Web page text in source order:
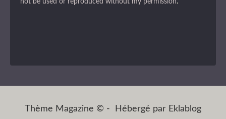
Thème Magazine © - Hébergé par Eklablog